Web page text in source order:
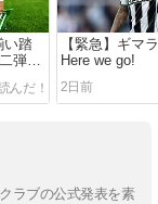
い踏
弾ベ
【緊急】ギマ
Here we go!
2日前
ラブの公式発表を素